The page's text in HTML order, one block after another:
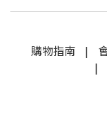
購物指南|
|